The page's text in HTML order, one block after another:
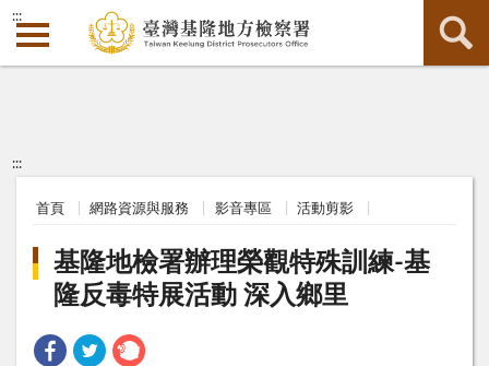
:::
:::
首頁 網路資源與服務 影音專區 活動剪影
基隆地檢署辦理榮觀特殊訓練-基
隆反毒特展活動 深入鄉里